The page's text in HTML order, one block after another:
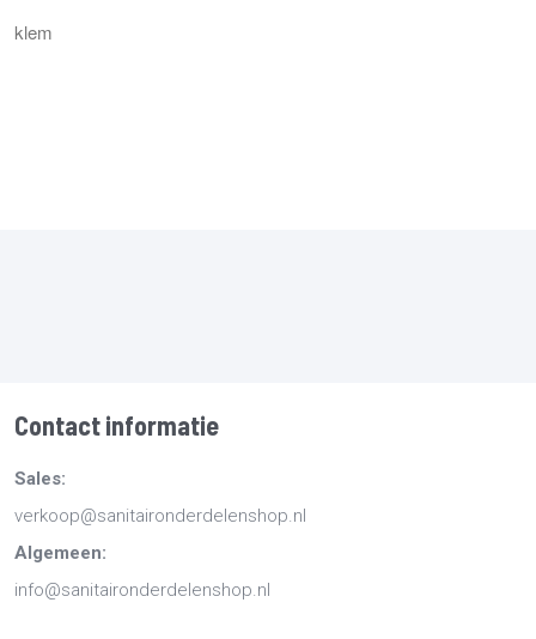
klem
Contact informatie
Sales:
verkoop@sanitaironderdelenshop.nl
Algemeen:
info@sanitaironderdelenshop.nl